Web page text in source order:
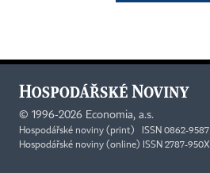
© 1996-2026 Economia, a.s.
Hospodářské noviny (print) ISSN 0862-9587
Hospodářské noviny (online) ISSN 2787-950X